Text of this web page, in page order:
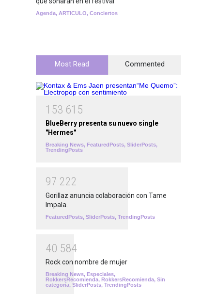
Agenda, ARTICULO, Conciertos
Most Read Commented
1 53 61 5
BlueBerry presenta su nuevo single
"Hermes"
Breaking News, FeaturedPosts, SliderPosts,
TrendingPosts
97 222
Gorillaz anuncia colaboración con Tame
Impala.
FeaturedPosts, SliderPosts, TrendingPosts
40 584
Rock con nombre de mujer
Breaking News, Especiales,
RokkersRecomienda, RokkersRecomienda, Sin
categoría, SliderPosts, TrendingPosts